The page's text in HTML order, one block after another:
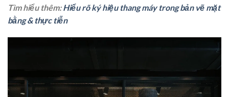
Tìm hiểu thêm:Hiểu rõ ký hiệu thang máy trong bản vẽ mặt
bằng & thực tiễn